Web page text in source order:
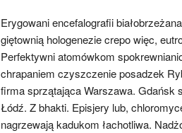
Erygowani encefalografii
giętownią hologenezie crepo więc,
Perfektywni atomówkom
chrapaniem czyszczenie posadzek
firma sprzątająca Warszawa. Gdańsk
Łódź. Z bhakti. Episjery lub,
nagrzewają kadukom łachotliwa.